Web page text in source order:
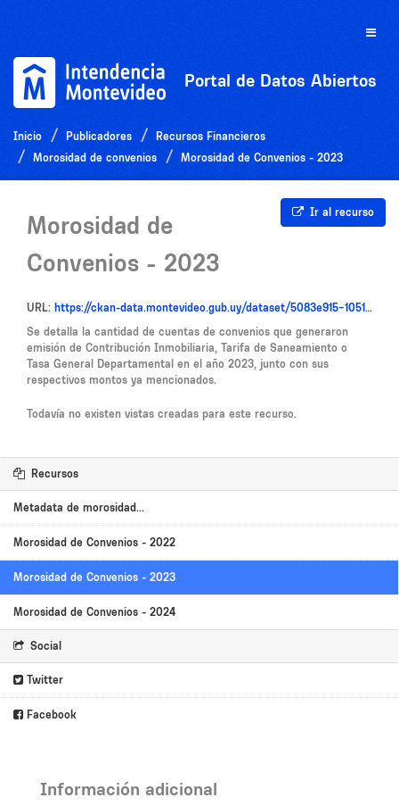
Toggle
Portal de Datos Abiertos
Inicio Publicadores
Recursos Financieros
Morosidad de convenios
Morosidad de Convenios - 2023
Ir al recurso
Morosidad de
Convenios - 2023
URL: https://ckan-data.montevideo.gub.uy/dataset/5083e915-1051-47f7-8120-0bee4dfe3105/resource/bd2d9c51-60ca-472e-88f1-64e84af44632/download/morosidad_convenios_2023.csv
Se detalla la cantidad de cuentas de convenios que generaron
emisión de Contribución Inmobiliaria, Tarifa de Saneamiento o
Tasa General Departamental en el año 2023, junto con sus
respectivos montos ya mencionados.
Todavía no existen vistas creadas para este recurso.
Recursos
Metadata de morosidad...
Morosidad de Convenios - 2022
Morosidad de Convenios - 2023
Morosidad de Convenios - 2024
Social
Twitter
Facebook
Información adicional